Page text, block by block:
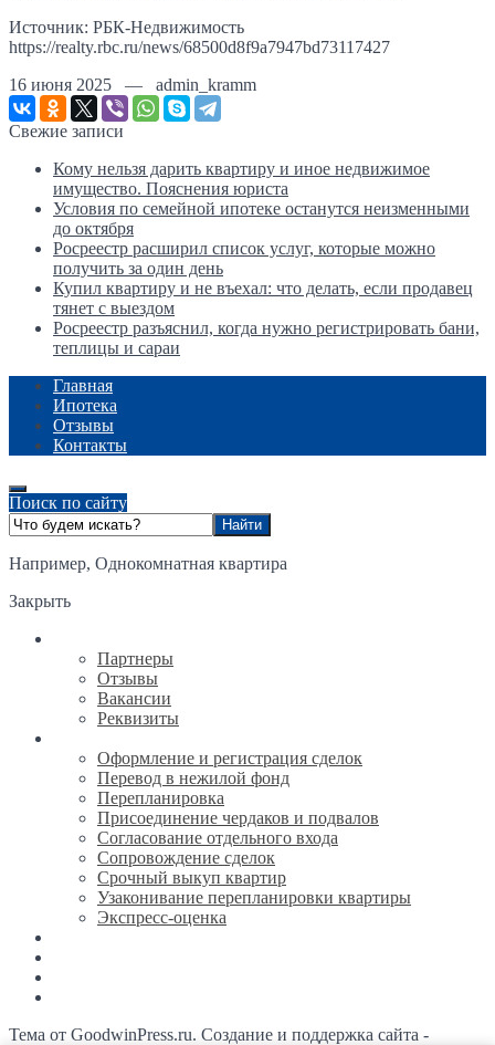
Источник: РБК-Недвижимость
https://realty.rbc.ru/news/68500d8f9a7947bd73117427
16 июня 2025 — admin_kramm
Свежие записи
Кому нельзя дарить квартиру и иное недвижимое
имущество. Пояснения юриста
Условия по семейной ипотеке останутся неизменными
до октября
Росреестр расширил список услуг, которые можно
получить за один день
Купил квартиру и не въехал: что делать, если продавец
тянет с выездом
Росреестр разъяснил, когда нужно регистрировать бани,
теплицы и сараи
Главная
Ипотека
Отзывы
Контакты
Поиск по сайту
Например, Однокомнатная квартира
Закрыть
Партнеры
Отзывы
Вакансии
Реквизиты
Оформление и регистрация сделок
Перевод в нежилой фонд
Перепланировка
Присоединение чердаков и подвалов
Согласование отдельного входа
Сопровождение сделок
Срочный выкуп квартир
Узаконивание перепланировки квартиры
Экспресс-оценка
Тема от GoodwinPress.ru. Создание и поддержка сайта -